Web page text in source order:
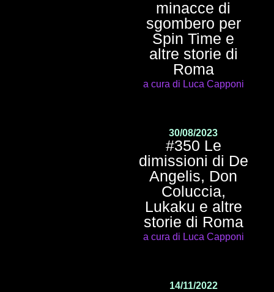
minacce di
sgombero per
Spin Time e
altre storie di
Roma
a cura di Luca Capponi
30/08/2023
#350 Le
dimissioni di De
Angelis, Don
Coluccia,
Lukaku e altre
storie di Roma
a cura di Luca Capponi
14/11/2022